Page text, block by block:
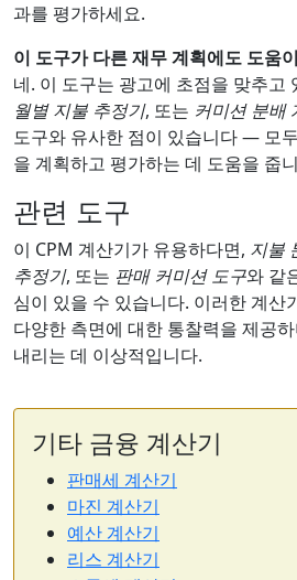
과를 평가하세요.
이 도구가 다른 재무 계획에도 도움
네. 이 도구는 광고에 초점을 맞추고
월별 지불 추정기, 또는 커미션 분배
도구와 유사한 점이 있습니다 — 모
을 계획하고 평가하는 데 도움을 줍
관련 도구
이 CPM 계산기가 유용하다면, 지불
추정기, 또는 판매 커미션 도구와 같
심이 있을 수 있습니다. 이러한 계산
다양한 측면에 대한 통찰력을 제공
내리는 데 이상적입니다.
기타 금융 계산기
판매세 계산기
마진 계산기
예산 계산기
리스 계산기